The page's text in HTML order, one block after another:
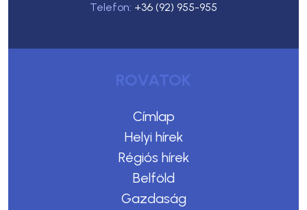
Telefon: +36 (92) 955-955
ROVATOK
Címlap
Helyi hírek
Régiós hírek
Belföld
Gazdaság